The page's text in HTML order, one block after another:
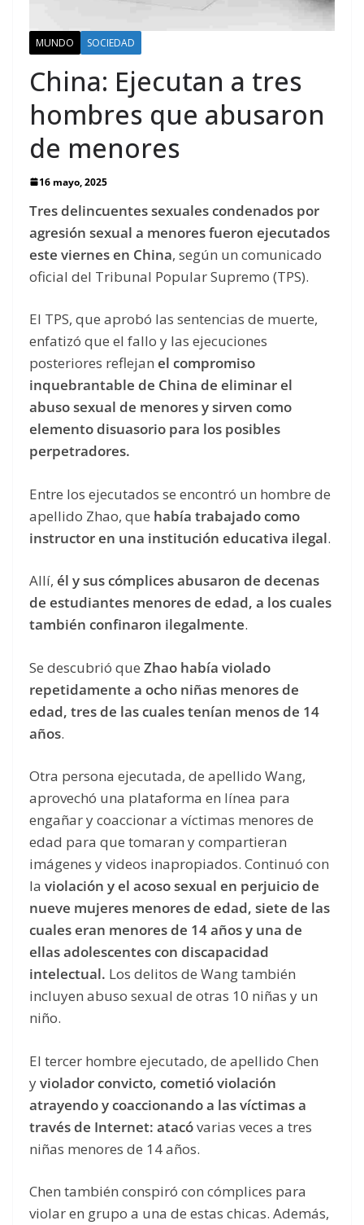
MUNDO SOCIEDAD
China: Ejecutan a tres
hombres que abusaron
de menores
16 mayo, 2025
Tres delincuentes sexuales condenados por
agresión sexual a menores fueron ejecutados
este viernes en China, según un comunicado
oficial del Tribunal Popular Supremo (TPS).
El TPS, que aprobó las sentencias de muerte,
enfatizó que el fallo y las ejecuciones
posteriores reflejan el compromiso
inquebrantable de China de eliminar el
abuso sexual de menores y sirven como
elemento disuasorio para los posibles
perpetradores.
Entre los ejecutados se encontró un hombre de
apellido Zhao, que había trabajado como
instructor en una institución educativa ilegal.
Allí, él y sus cómplices abusaron de decenas
de estudiantes menores de edad, a los cuales
también confinaron ilegalmente.
Se descubrió que Zhao había violado
repetidamente a ocho niñas menores de
edad, tres de las cuales tenían menos de 14
años.
Otra persona ejecutada, de apellido Wang,
aprovechó una plataforma en línea para
engañar y coaccionar a víctimas menores de
edad para que tomaran y compartieran
imágenes y videos inapropiados. Continuó con
la violación y el acoso sexual en perjuicio de
nueve mujeres menores de edad, siete de las
cuales eran menores de 14 años y una de
ellas adolescentes con discapacidad
intelectual. Los delitos de Wang también
incluyen abuso sexual de otras 10 niñas y un
niño.
El tercer hombre ejecutado, de apellido Chen
yviolador convicto, cometió violación
atrayendo y coaccionando a las víctimas a
través de Internet: atacóvarias veces a tres
niñas menores de 14 años.
Chen también conspiró con cómplices para
violar en grupo a una de estas chicas. Además,